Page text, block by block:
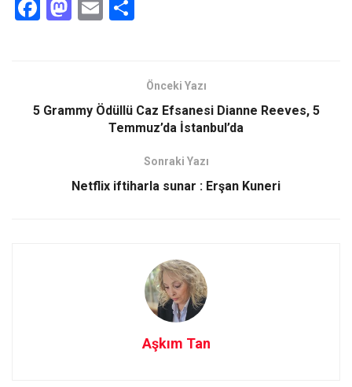
F
o
M
d
E
Önceki Yazı
5 Grammy Ödüllü Caz Efsanesi Dianne Reeves, 5
Temmuz’da İstanbul’da
Sonraki Yazı
Netflix iftiharla sunar : Erşan Kuneri
Aşkım Tan